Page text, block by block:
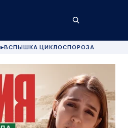
▶ВСПЫШКА ЦИКЛОСПОРОЗА